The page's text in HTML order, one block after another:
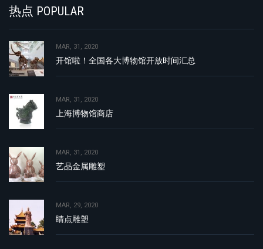
热点 POPULAR
MAR, 31, 2020
开馆啦！全国各大博物馆开放时间汇总
MAR, 31, 2020
上海博物馆商店
MAR, 31, 2020
艺品金属雕塑
MAR, 29, 2020
睛点雕塑